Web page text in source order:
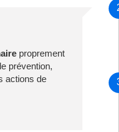
proprement
prévention,
actions de